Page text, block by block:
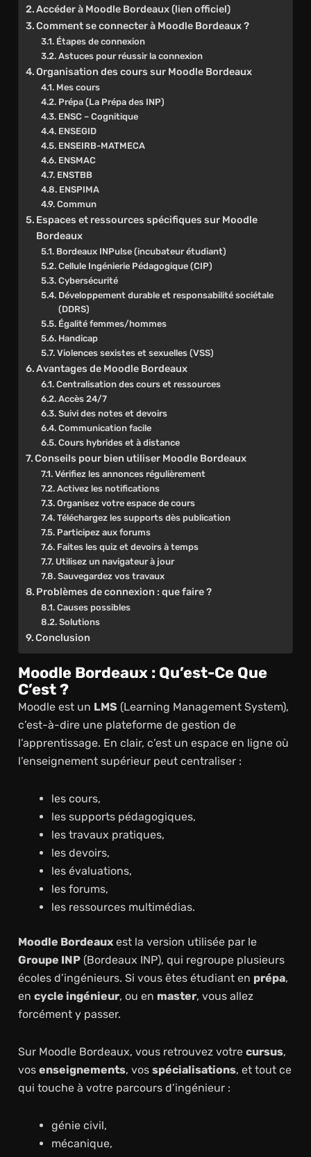
Accéder à Moodle Bordeaux (lien officiel)
Comment se connecter à Moodle Bordeaux ?
Étapes de connexion
Astuces pour réussir la connexion
Organisation des cours sur Moodle Bordeaux
Mes cours
Prépa (La Prépa des INP)
ENSC – Cognitique
ENSEGID
ENSEIRB-MATMECA
ENSMAC
ENSTBB
ENSPIMA
Commun
Espaces et ressources spécifiques sur Moodle
Bordeaux
Bordeaux INPulse (incubateur étudiant)
Cellule Ingénierie Pédagogique (CIP)
Cybersécurité
Développement durable et responsabilité sociétale
(DDRS)
Égalité femmes/hommes
Handicap
Violences sexistes et sexuelles (VSS)
Avantages de Moodle Bordeaux
Centralisation des cours et ressources
Accès 24/7
Suivi des notes et devoirs
Communication facile
Cours hybrides et à distance
Conseils pour bien utiliser Moodle Bordeaux
Vérifiez les annonces régulièrement
Activez les notifications
Organisez votre espace de cours
Téléchargez les supports dès publication
Participez aux forums
Faites les quiz et devoirs à temps
Utilisez un navigateur à jour
Sauvegardez vos travaux
Problèmes de connexion : que faire ?
Causes possibles
Solutions
Conclusion
Moodle Bordeaux : Qu’est-Ce Que
C’est ?
Moodle est un LMS (Learning Management System),
c’est-à-dire une plateforme de gestion de
l’apprentissage. En clair, c’est un espace en ligne où
l’enseignement supérieur peut centraliser :
les cours,
les supports pédagogiques,
les travaux pratiques,
les devoirs,
les évaluations,
les forums,
les ressources multimédias.
Moodle Bordeauxest la version utilisée par le
Groupe INP(Bordeaux INP), qui regroupe plusieurs
écoles d’ingénieurs. Si vous êtes étudiant en prépa,
en cycle ingénieur, ou en master, vous allez
forcément y passer.
Sur Moodle Bordeaux, vous retrouvez votre cursus,
vos enseignements, vos spécialisations, et tout ce
qui touche à votre parcours d’ingénieur :
génie civil,
mécanique,